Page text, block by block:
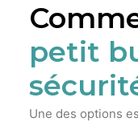
petit
Une des options